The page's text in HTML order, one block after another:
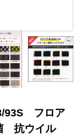
93S フロア
抗ウイル